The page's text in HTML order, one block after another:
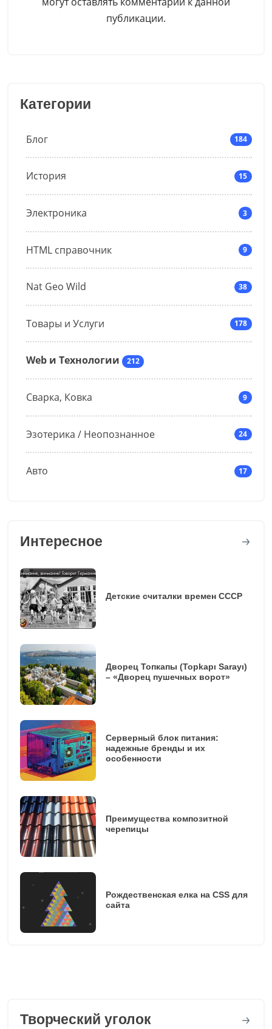
Категории
Блог 184
История 15
Электроника 3
HTML справочник 9
Nat Geo Wild 38
Товары и Услуги 178
Web и Технологии 212
Сварка, Ковка 9
Эзотерика / Неопознанное 24
Авто 17
Интересное
Детские считалки времен СССР
Дворец Топкапы (Topkapı Sarayı)
– «Дворец пушечных ворот»
Серверный блок питания:
надежные бренды и их
особенности
Преимущества композитной
черепицы
Рождественская елка на CSS для
сайта
публикации.
Творческий уголок